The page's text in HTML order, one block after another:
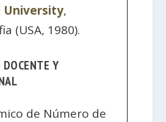
University,
(USA, 1980).
Y
de Número de